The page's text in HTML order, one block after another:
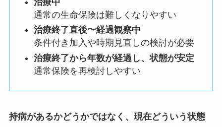
通常の生命保険は難しくなりやすい
治療終了直後〜経過観察中
条件付き加入や時期見直しの検討が必要
治療終了から年数が経過し、状態が安定
通常保険を再検討しやすい
持病があるかどうかではなく、現在どういう状態